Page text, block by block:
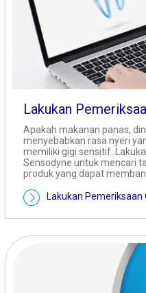
Lakukan
Apakah makanan panas,
menyebabkan rasa nyeri
memiliki gigi sensitif.
Sensodyne untuk mencari
produk yang dapat
Lakukan Pemeriksaan